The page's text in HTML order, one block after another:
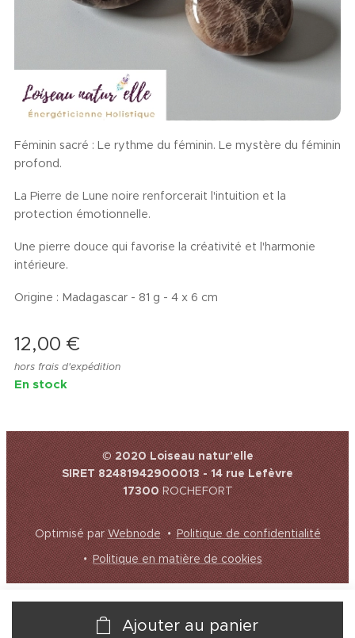
Féminin sacré : Le rythme du féminin. Le mystère du féminin
profond.
La Pierre de Lune noire renforcerait l'intuition et la
protection émotionnelle.
Une pierre douce qui favorise la créativité et l'harmonie
intérieure.
Origine : Madagascar - 81 g - 4 x 6 cm
12,00 €
hors frais d'expédition
En stock
Ajouter au panier
© 2020 Loiseau natur'elle
SIRET 82481942900013 - 14 rue Lefèvre
17300ROCHEFORT
Optimisé parWebnode
Politique de confidentialité
Politique en matière de cookies